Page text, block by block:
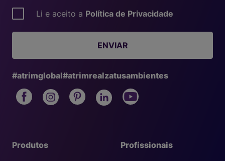
Profissionais
Produtos
Li e aceito a Política de Privacidade
ENVIAR
#atrimglobal#atrimrealzatusambientes